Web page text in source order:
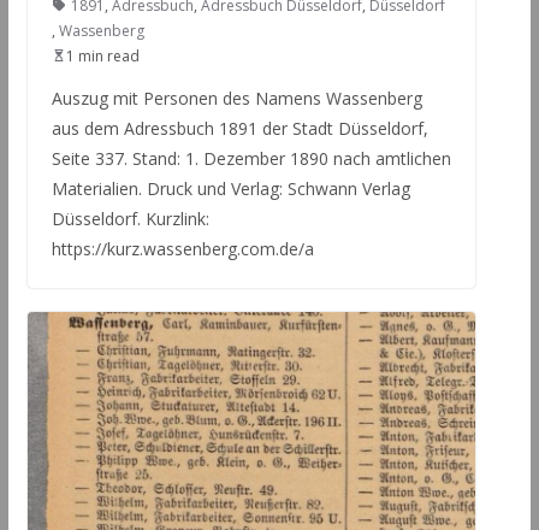
1891 , Adressbuch, Adressbuch Düsseldorf, Düsseldorf
, Wassenberg
1 min read
Auszug mit Personen des Namens Wassenberg
aus dem Adressbuch 1891 der Stadt Düsseldorf,
Seite 337. Stand: 1. Dezember 1890 nach amtlichen
Materialien. Druck und Verlag: Schwann Verlag
Düsseldorf. Kurzlink:
https://kurz.wassenberg.com.de/a